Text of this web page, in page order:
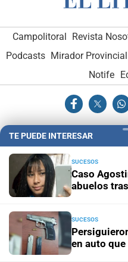
Campolitoral Revista
Podcasts Mirador Provincial
Notife
Hemeroteca Digital (1930-
Administración y
Opcionales con
El Litoral
TE PUEDE INTERESAR
SUCESOS
Caso
abuelos
SUCESOS
en auto